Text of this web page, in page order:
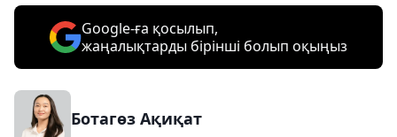
Google-ға қосылып,
жаңалықтарды бірінші болып оқыңыз
Ботагөз Ақиқат